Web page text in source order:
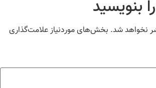
بنویسید
نخواهد شد.بخش‌های موردنیاز علامت‌گذاری